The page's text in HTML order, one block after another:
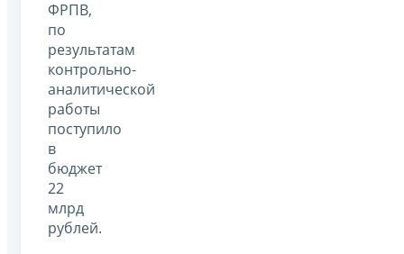
ФРПВ,
по
результатам
контрольно-
аналитической
работы
поступило
в
бюджет
22
млрд
рублей.